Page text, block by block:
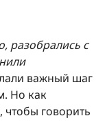
разобрались с
важный шаг
Но как
чтобы говорить